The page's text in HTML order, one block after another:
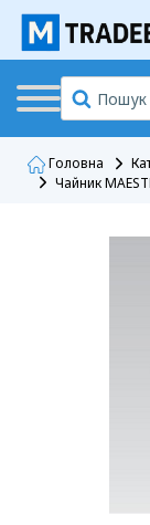
Головна
Чайник